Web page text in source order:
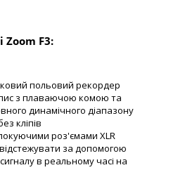
Zoom F3:
польовий рекордер
з плаваючою комою та
динамічного діапазону
кліпів
роз'ємами XLR
за допомогою
в реальному часі на